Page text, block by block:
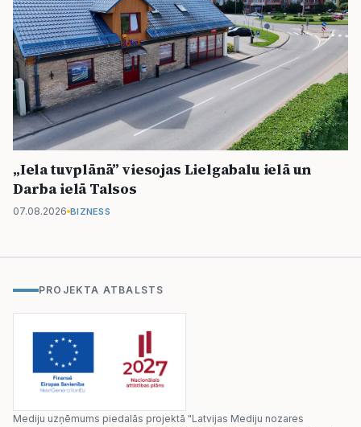
„Iela tuvplānā” viesojas Lielgabalu ielā un
Darba ielā Talsos
07.08.2026 BIZNESS
PROJEKTA ATBALSTS
Mediju uzņēmums piedalās projektā "Latvijas Mediju nozares